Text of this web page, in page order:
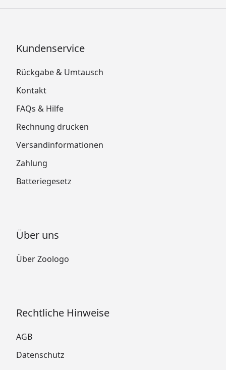
Kundenservice
Rückgabe & Umtausch
Kontakt
FAQs & Hilfe
Rechnung drucken
Versandinformationen
Zahlung
Batteriegesetz
Über uns
Über Zoologo
Rechtliche Hinweise
AGB
Datenschutz